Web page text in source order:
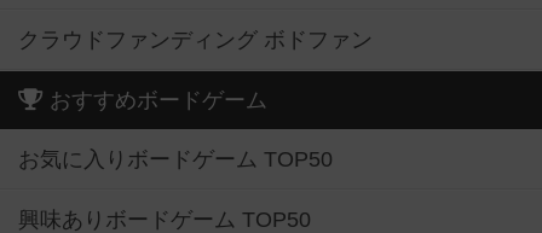
クラウドファンディング ボドファン
おすすめボードゲーム
お気に入りボードゲーム TOP50
興味ありボードゲーム TOP50